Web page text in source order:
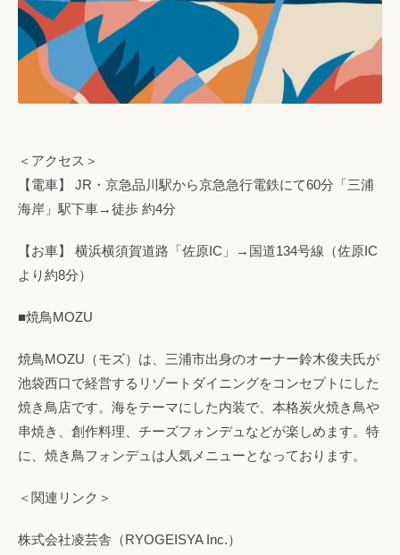
＜アクセス＞
【電車】 JR・京急品川駅から京急急行電鉄にて60分「三浦
海岸」駅下車→徒歩 約4分
【お車】 横浜横須賀道路「佐原IC」→国道134号線（佐原IC
より約8分）
■焼鳥MOZU
焼鳥MOZU（モズ）は、三浦市出身のオーナー鈴木俊夫氏が
池袋西口で経営するリゾートダイニングをコンセプトにした
焼き鳥店です。海をテーマにした内装で、本格炭火焼き鳥や
串焼き、創作料理、チーズフォンデュなどが楽しめます。特
に、焼き鳥フォンデュは人気メニューとなっております。
＜関連リンク＞
株式会社凌芸舎（RYOGEISYA Inc.）